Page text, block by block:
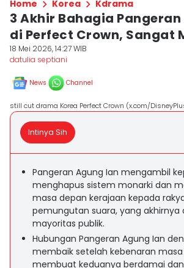
Home Korea Kdrama
3 Akhir Bahagia
di Perfect Crown, Sangat
18 Mei 2026, 14:27 WIB
datulia septiani
News Channel
still cut drama Korea Perfect Crown (x.com/
Intinya Sih
Pangeran Agung Ian mengambil
menghapus sistem monarki dan
masa depan kerajaan kepada
pemungutan suara, yang akhirnya
mayoritas publik.
Hubungan Pangeran Agung Ian
membaik setelah kebenaran
membuat keduanya berdamai